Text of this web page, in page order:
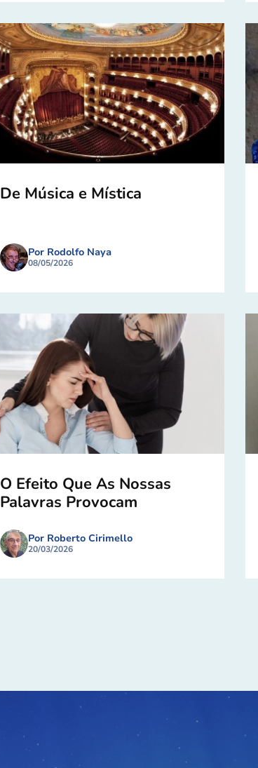
De Música e Mística
Por Rodolfo Naya
08/05/2026
O Efeito Que As Nossas
Palavras Provocam
Por Roberto Cirimello
20/03/2026